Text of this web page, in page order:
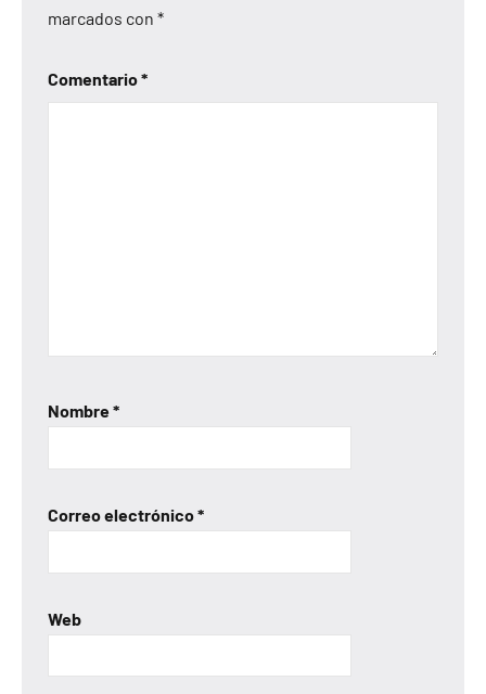
marcados con *
Comentario*
Nombre*
Correo electrónico*
Web